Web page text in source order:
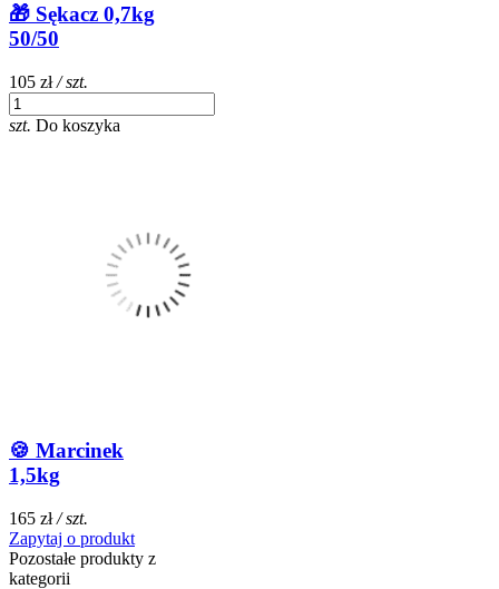
🎁 Sękacz 0,7kg
50/50
105 zł / szt.
szt. Do koszyka
🍪 Marcinek
1,5kg
165 zł / szt.
Zapytaj o produkt
Pozostałe produkty z
kategorii